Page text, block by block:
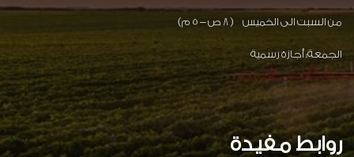
كيمكس فورت
من السبت الى الخميس ( 8 ص – 5 م)
الجمعة: أجازة رسمية
روابط مفيدة